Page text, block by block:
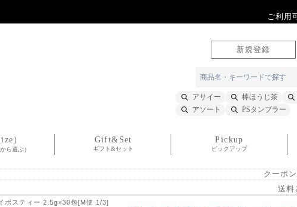
ご利用
新規登録
アサイー 棒ほうじ茶
アソート
PSタンブラー
）
ら選ぶ）
Gift&Set
ギフト&セット
Pickup
ピックアップ
クーポ
送料
ボスティー 2.5g×30包[M便 1/3]